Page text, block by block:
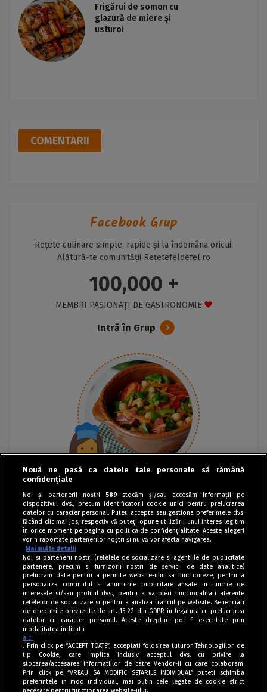
Frigărui de somon cu
glazură de miere și
usturoi
COMENTARII
Facebook Grup
Rețete culinare simple, rapide și la îndemâna oricui.
Alătură-te comunității Rețetefeldefel.ro
100,000 +
MEMBRI PASIONAȚI DE GASTRONOMIE
Intră în Grup
Tag index
Nouă ne pasă ca datele tale personale să rămână
confidențiale
Noi și partenerii noștri 589 stocăm și/sau accesăm informații pe
dispozitivul dvs., precum identificatorii cookie unici pentru prelucrarea
datelor cu caracter personal. Puteți accepta sau gestiona preferințele dvs.
făcând clic mai jos, respectiv vă puteți opune utilizării unui interes legitim
în orice moment pe pagina cu politica de confidențialitate. Aceste alegeri
vor fi raportate partenerilor noștri și nu vă vor afecta navigarea.
Mai multe detalii
Noi si partenerii nostri (retelele de socializare si agentiile de publicitate
partenere, precum si furnizorii nostri de servicii de date analitice)
prelucram date pentru a permite website-ului sa functioneze, pentru a
personaliza continutul si anunturile publicitare afisate in functie de
interesele si/sau profilul dvs., pentru a va oferi functionalitati aferente
retelelor de socializare si pentru a analiza traficul pe website. Beneficiati
de drepturile prevazute de art. 15-22 din GDPR in legatura cu prelucrarea
datelor cu caracter personal. Aceste drepturi pot fi exercitate prin
modalitatea indicata
aici
. Prin click pe “ACCEPT TOATE”, acceptati folosirea tuturor Tehnologiilor de
tip Cookie, care implica inclusiv acceptul dvs. cu privire la
stocarea/accesarea informatiilor de catre Vendor-ii cu care colaboram.
Prin click pe “VREAU SA MODIFIC SETARILE INDIVIDUAL” puteti schimba
preferintele in mod individual, mai putin cele legate de cookie strict